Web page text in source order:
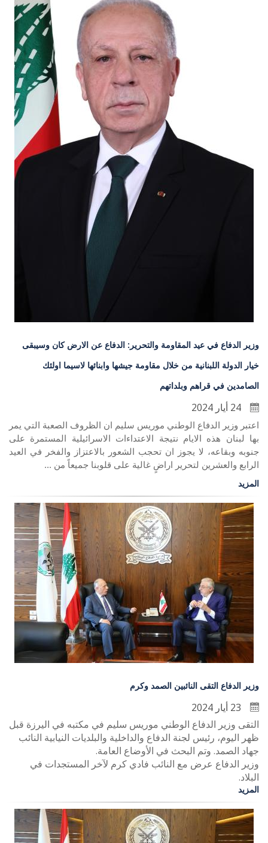
وزير الدفاع في عيد المقاومة والتحرير: الدفاع عن الارض كان وسيبقى
خيار الدولة اللبنانية من خلال مقاومة جيشها وابنائها لاسيما اولئك
الصامدين في قراهم وبلداتهم
اعتبر وزير الدفاع الوطني موريس سليم ان الظروف الصعبة التي يمر
بها لبنان هذه الايام نتيجة الاعتداءات الاسرائيلية المستمرة على
جنوبه وبقاعه، لا يجوز ان تحجب الشعور بالاعتزاز والفخر في العيد
الرابع والعشرين لتحرير اراضٍ غالية على قلوبنا جميعاً من ...
المزيد
وزير الدفاع التقى النائبين الصمد وكرم
التقى وزير الدفاع الوطني موريس سليم في مكتبه في اليرزة قبل
ظهر اليوم، رئيس لجنة الدفاع والداخلية والبلديات النيابية النائب
جهاد الصمد. وتم البحث في الأوضاع العامة.
وزير الدفاع عرض مع النائب فادي كرم لآخر المستجدات في
البلاد.
المزيد